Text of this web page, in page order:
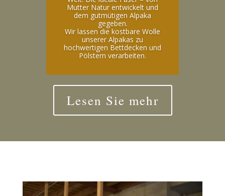
Mutter Natur entwickelt und
dem gutmütigen Alpaka
gegeben.
Wir lassen die kostbare Wolle
unserer Alpakas zu
hochwertigen Bettdecken und
Pölstern verarbeiten.
Lesen Sie mehr